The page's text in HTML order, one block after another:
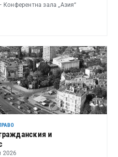
Конферентна зала „Азия“
и
2026